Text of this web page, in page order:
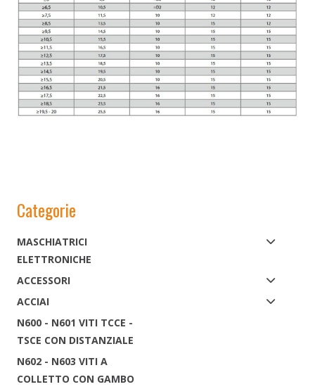
Categorie
MASCHIATRICI
ELETTRONICHE
ACCESSORI
ACCIAI
N600 - N601 VITI TCCE -
TSCE CON DISTANZIALE
N602 - N603 VITI A
COLLETTO CON GAMBO